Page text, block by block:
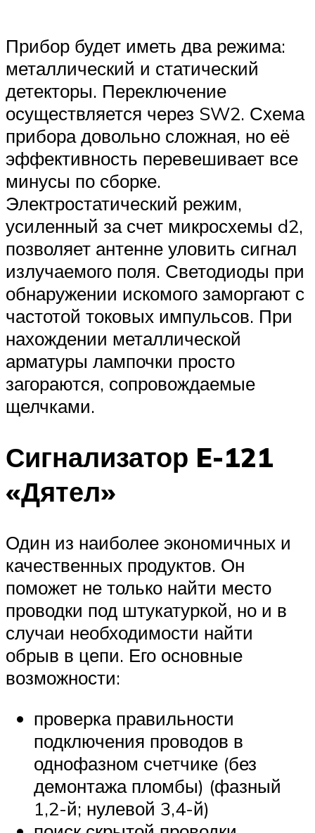
Прибор будет иметь два режима:
металлический и статический
детекторы. Переключение
осуществляется через SW2. Схема
прибора довольно сложная, но её
эффективность перевешивает все
минусы по сборке.
Электростатический режим,
усиленный за счет микросхемы d2,
позволяет антенне уловить сигнал
излучаемого поля. Светодиоды при
обнаружении искомого заморгают с
частотой токовых импульсов. При
нахождении металлической
арматуры лампочки просто
загораются, сопровождаемые
щелчками.
Сигнализатор E-121
«Дятел»
Один из наиболее экономичных и
качественных продуктов. Он
поможет не только найти место
проводки под штукатуркой, но и в
случаи необходимости найти
обрыв в цепи. Его основные
возможности:
проверка правильности
подключения проводов в
однофазном счетчике (без
демонтажа пломбы) (фазный
1,2-й; нулевой 3,4-й)